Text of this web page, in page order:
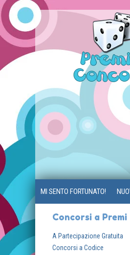
MI SENTO FORTUNATO!
Concorsi a Premi
A Partecipazione Gratuita
Concorsi a Codice